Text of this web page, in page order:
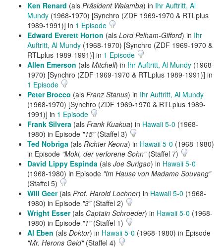
Ken Renard (als Präsident Walamba) in Ihr Auftritt, Al
Mundy (1968-1970) [Synchro (ZDF 1969-1970 & RTLplus
1989-1991)] in 1 Episode
Edward Everett Horton (als Lord Pelham-Gifford) in Ihr
Auftritt, Al Mundy (1968-1970) [Synchro (ZDF 1969-1970 &
RTLplus 1989-1991)] in 1 Episode
Allen Emerson (als Mitchell) in Ihr Auftritt, Al Mundy (1968-
1970) [Synchro (ZDF 1969-1970 & RTLplus 1989-1991)] in
1 Episode
Peter Brocco (als Franz Stanus) in Ihr Auftritt, Al Mundy
(1968-1970) [Synchro (ZDF 1969-1970 & RTLplus 1989-
1991)] in 1 Episode
Frank Silvera (als Frank Kuakua) in Hawaii 5-0 (1968-
1980) in Episode "15"(Staffel 3)
Ted Nobriga (als Richter Keona) in Hawaii 5-0 (1968-1980)
in Episode "Moki, der verlorene Sohn"(Staffel 7)
David Lippy Espinda (als Joe Surigao) in Hawaii 5-0
(1968-1980) in Episode "Im Hause von Madame Souvang"
(Staffel 5)
Will Geer(als Prof. Harold Lochner) in Hawaii 5-0 (1968-
1980) in Episode "3"(Staffel 2)
Wright Esser(als Captain Schroeder) in Hawaii 5-0 (1968-
1980) in Episode "1"(Staffel 1)
Al Eben (als Doktor) in Hawaii 5-0 (1968-1980) in Episode
"Mr. Herons Geld"(Staffel 4)